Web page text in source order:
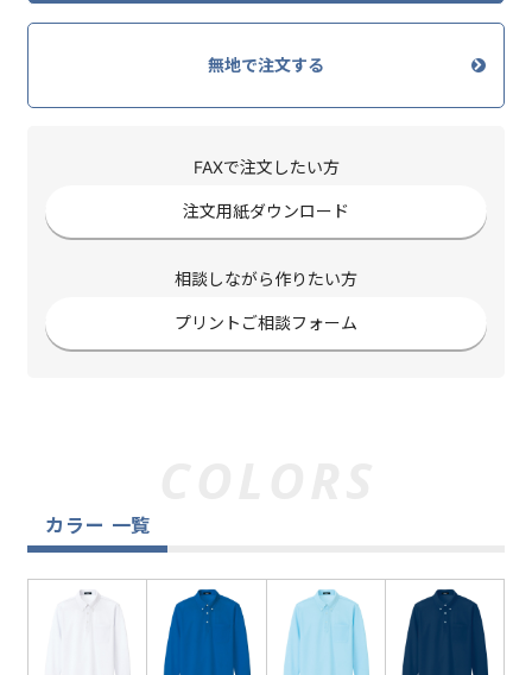
無地で注文する
FAXで注文したい方
注文用紙ダウンロード
相談しながら作りたい方
プリントご相談フォーム
カラー 一覧